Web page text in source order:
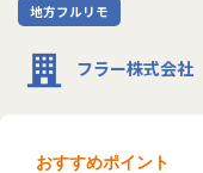
地方フルリモ
フラー株式会社
おすすめポイント